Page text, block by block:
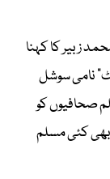
زبیر کا کہنا
نامی سوشل
صحافیوں کو
بھی کئی مسلم